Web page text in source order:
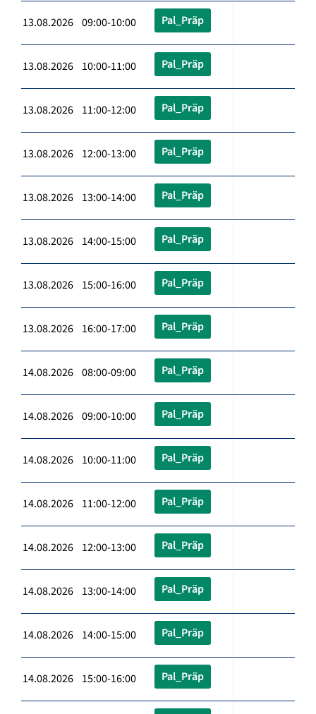
13.08.2026 09:00-10:00 Pal_Präp
13.08.2026 10:00-11:00 Pal_Präp
13.08.2026 11:00-12:00 Pal_Präp
13.08.2026 12:00-13:00 Pal_Präp
13.08.2026 13:00-14:00 Pal_Präp
13.08.2026 14:00-15:00 Pal_Präp
13.08.2026 15:00-16:00 Pal_Präp
13.08.2026 16:00-17:00 Pal_Präp
14.08.2026 08:00-09:00 Pal_Präp
14.08.2026 09:00-10:00 Pal_Präp
14.08.2026 10:00-11:00 Pal_Präp
14.08.2026 11:00-12:00 Pal_Präp
14.08.2026 12:00-13:00 Pal_Präp
14.08.2026 13:00-14:00 Pal_Präp
14.08.2026 14:00-15:00 Pal_Präp
14.08.2026 15:00-16:00 Pal_Präp